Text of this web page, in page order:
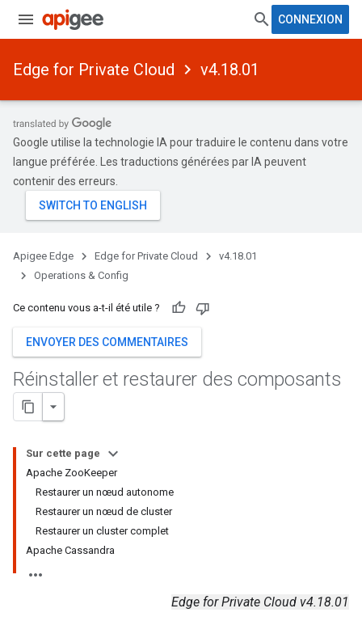
CONNEXION
Edge for Private Cloud v4.18.01
Google utilise la technologie IA pour traduire le contenu dans votre
langue préférée. Les traductions générées par IA peuvent
contenir des erreurs.
Apigee Edge Edge for Private Cloud
v4.18.01
Operations & Config
Ce contenu vous a-t-il été utile ?
ENVOYER DES COMMENTAIRES
Réinstaller et restaurer des composants
Sur cette page
Apache ZooKeeper
Restaurer un nœud autonome
Restaurer un nœud de cluster
Restaurer un cluster complet
Apache Cassandra
Edge for Private Cloud v4.18.01